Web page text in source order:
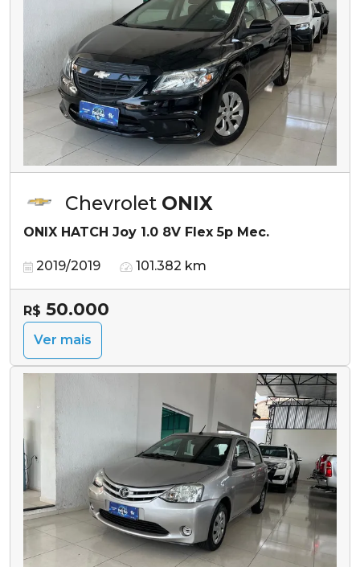
Chevrolet ONIX
ONIX HATCH Joy 1.0 8V Flex 5p Mec.
2019/2019 101.382 km
R$ 50.000
Ver mais